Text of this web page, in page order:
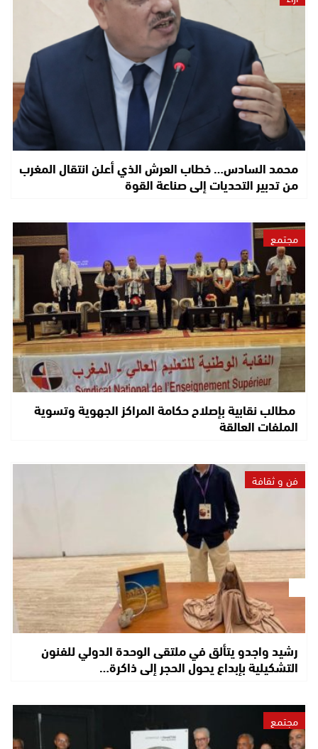
محمد السادس… خطاب العرش الذي أعلن انتقال المغرب
من تدبير التحديات إلى صناعة القوة
مجتمع
مطالب نقابية بإصلاح حكامة المراكز الجهوية وتسوية
الملفات العالقة
فن و ثقافة
رشيد واجدو يتألق في ملتقى الوحدة الدولي للفنون
التشكيلية بإبداع يحول الحجر إلى ذاكرة…
مجتمع